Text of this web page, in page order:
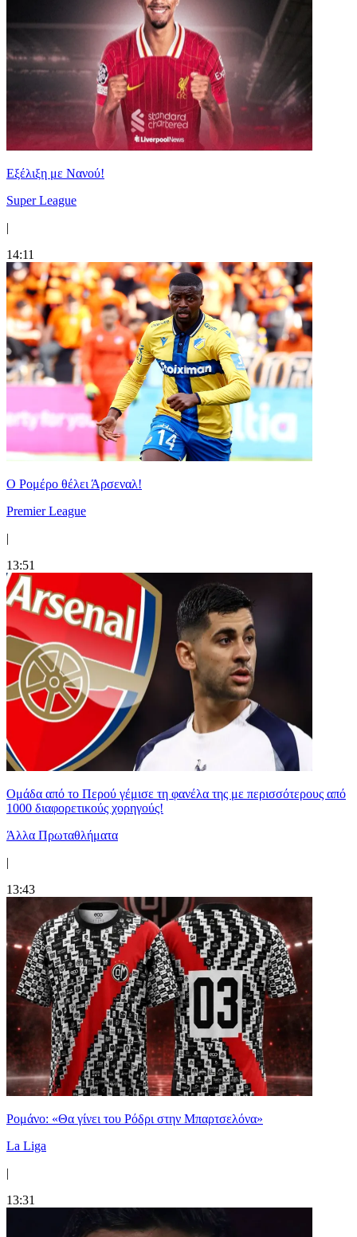
Εξέλιξη με Νανού!
Super League
|
14:11
Ο Ρομέρο θέλει Άρσεναλ!
Premier League
|
13:51
Ομάδα από το Περού γέμισε τη φανέλα της με περισσότερους από
1000 διαφορετικούς χορηγούς!
Άλλα Πρωταθλήματα
|
13:43
Ρομάνο: «Θα γίνει του Ρόδρι στην Μπαρτσελόνα»
La Liga
|
13:31